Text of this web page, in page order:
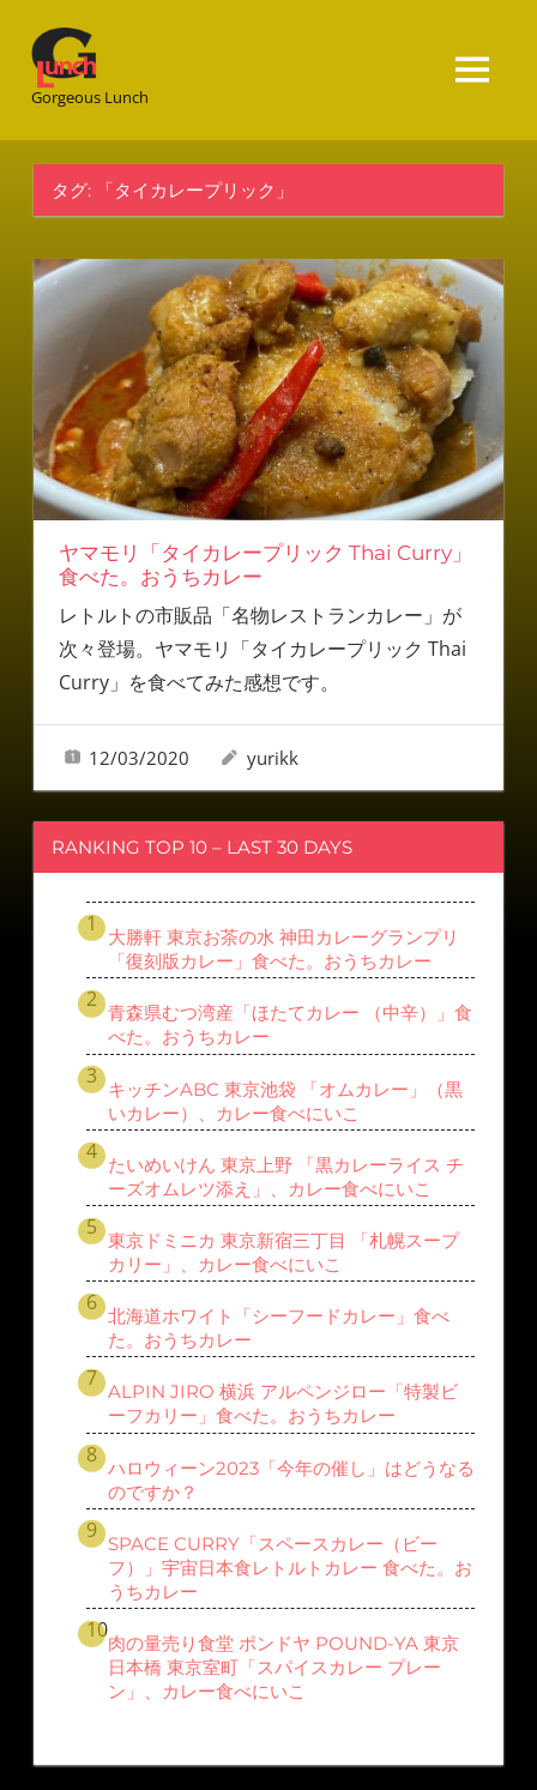
Gorgeous Lunch
タグ: 「タイカレープリック」
ヤマモリ「タイカレープリック Thai Curry」
食べた。おうちカレー
レトルトの市販品「名物レストランカレー」が
次々登場。ヤマモリ「タイカレープリック Thai
Curry」を食べてみた感想です。
12/03/2020 yurikk
RANKING TOP 10 – LAST 30 DAYS
大勝軒 東京お茶の水 神田カレーグランプリ
「復刻版カレー」食べた。おうちカレー
青森県むつ湾産「ほたてカレー （中辛）」食
べた。おうちカレー
キッチンABC 東京池袋 「オムカレー」（黒
いカレー）、カレー食べにいこ
たいめいけん 東京上野 「黒カレーライス チ
ーズオムレツ添え」、カレー食べにいこ
東京ドミニカ 東京新宿三丁目 「札幌スープ
カリー」、カレー食べにいこ
北海道ホワイト「シーフードカレー」食べ
た。おうちカレー
ALPIN JIRO 横浜 アルペンジロー「特製ビ
ーフカリー」食べた。おうちカレー
ハロウィーン2023「今年の催し」はどうなる
のですか？
SPACE CURRY「スペースカレー（ビー
フ）」宇宙日本食レトルトカレー 食べた。お
うちカレー
肉の量売り食堂 ポンドヤ POUND-YA 東京
日本橋 東京室町「スパイスカレー プレー
ン」、カレー食べにいこ